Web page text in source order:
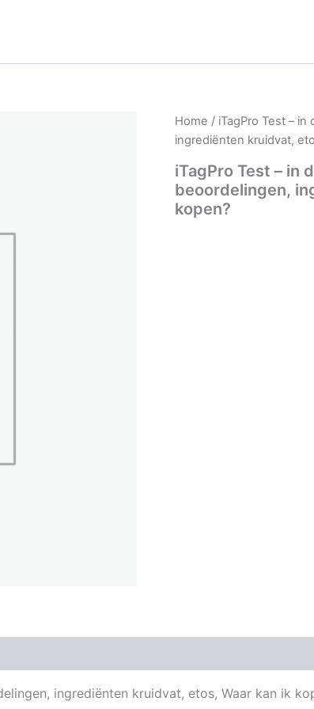
Home / iTagPro Test –
ingrediënten kruidvat,
iTagPro Test – in
beoordelingen,
kopen?
ingrediënten kruidvat, etos, Waar kan ik